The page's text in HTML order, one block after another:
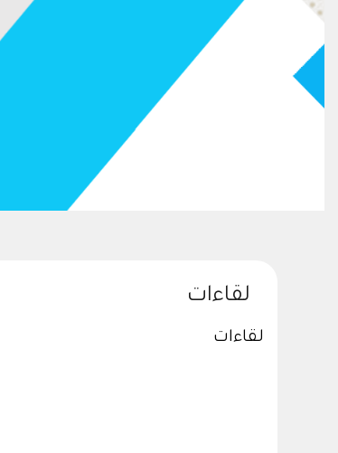
لقاءات
لقاءات